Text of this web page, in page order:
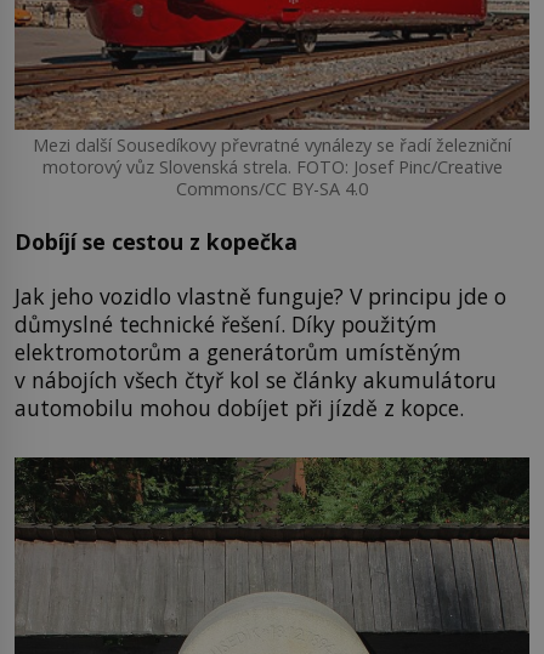
Mezi další Sousedíkovy převratné vynálezy se řadí železniční
motorový vůz Slovenská strela. FOTO: Josef Pinc/Creative
Commons/CC BY-SA 4.0
Dobíjí se cestou z kopečka
Jak jeho vozidlo vlastně funguje? V principu jde o
důmyslné technické řešení. Díky použitým
elektromotorům a generátorům umístěným
v nábojích všech čtyř kol se články akumulátoru
automobilu mohou dobíjet při jízdě z kopce.